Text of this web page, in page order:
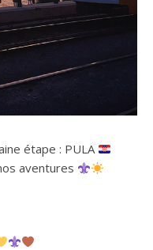
étape : PULA
aventures